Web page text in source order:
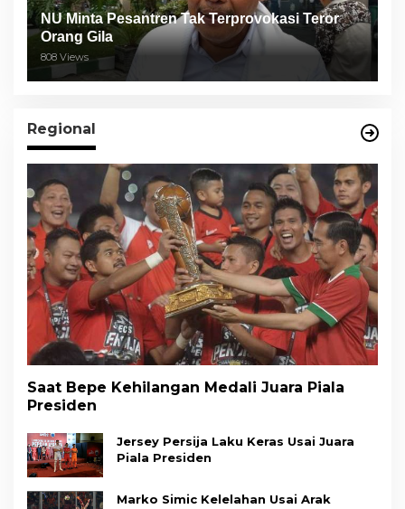
NU Minta Pesantren Tak Terprovokasi Teror
Orang Gila
808 Views
Regional
Saat Bepe Kehilangan Medali Juara Piala
Presiden
Jersey Persija Laku Keras Usai Juara
Piala Presiden
Marko Simic Kelelahan Usai Arak